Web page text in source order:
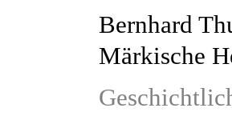
Bernhard
Märkische